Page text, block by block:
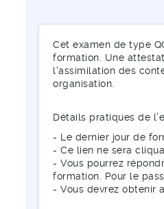
Cet examen de type
formation. Une
l'assimilation des
organisation.
Détails pratiques de
- Le dernier jour de
- Ce lien ne sera
- Vous pourrez
formation. Pour le
- Vous devrez obtenir